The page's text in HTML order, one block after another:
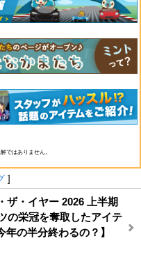
ではありません。
]
ザ・イヤー 2026 上半期
の栄冠を奪取したアイテ
の半分終わるの？】